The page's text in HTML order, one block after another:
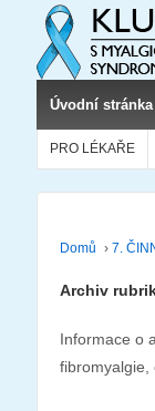
Úvodní stránka
PRO LÉKAŘE
Domů › 7.
Archiv
Informace o
fibromyalgie,